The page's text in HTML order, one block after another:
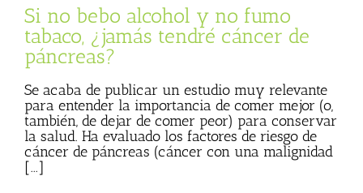
BasultoSi no bebo alcohol y no fumo
tabaco, ¿jamás tendré cáncer de
páncreas?
Se acaba de publicar un estudio muy relevante
para entender la importancia de comer mejor (o,
también, de dejar de comer peor) para conservar
la salud. Ha evaluado los factores de riesgo de
cáncer de páncreas (cáncer con una malignidad
[...]